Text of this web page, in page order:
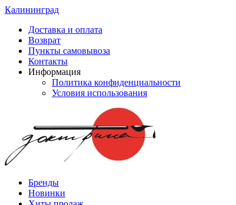
Калининград
Доставка и оплата
Возврат
Пункты самовывоза
Контакты
Информация
Политика конфиденциальности
Условия использования
Бренды
Новинки